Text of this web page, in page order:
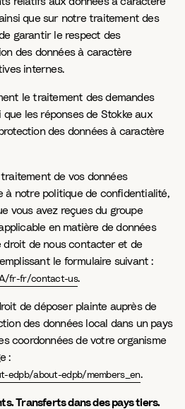
que sur notre traitement des
garantir le respect des
des données à caractère
internes.
le traitement des demandes
les réponses de Stokke aux
des données à caractère
de vos données
à notre politique de confidentialité,
vous avez reçues du groupe
en matière de données
droit de nous contacter et de
le formulaire suivant :
fr-fr/contact-us.
de déposer plainte auprès de
des données local dans un pays
coordonnées de votre organisme
:
edpb/about-edpb/members_en.
Transferts dans des pays tiers.